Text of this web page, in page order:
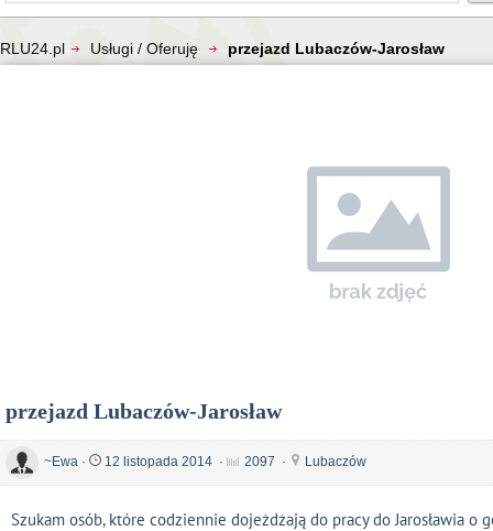
RLU24.pl Usługi / Oferuję przejazd Lubaczów-Jarosław
przejazd Lubaczów-Jarosław
~Ewa · 12 listopada 2014 · 2097 · Lubaczów
Szukam osób, które codziennie dojeżdżają do pracy do Jarosławia o